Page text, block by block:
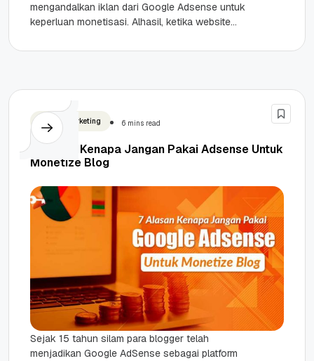
mengandalkan iklan dari Google Adsense untuk
keperluan monetisasi. Alhasil, ketika website
semangat...
Digital Marketing 6 mins read
7 Alasan Kenapa Jangan Pakai Adsense Untuk
Monetize Blog
Sejak 15 tahun silam para blogger telah
menjadikan Google AdSense sebagai platform